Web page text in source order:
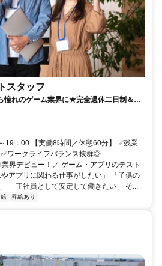
スタッフ
憧れのゲーム業界に★完全週休二日制＆残
19：00 【実働8時間／休憩60分】 ✅残業
ワークライフバランス抜群◎
界デビュー！／ ゲーム・アプリのテスト
アプリに関わる仕事がしたい」 「子供の
「正社員として安定して働きたい」 そ...
昇給あり